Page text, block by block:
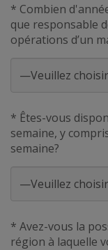
* Combien
que responsable
opérations d’un
* Êtes-vous
semaine, y
semaine?
* Avez-vous la
région à laquelle